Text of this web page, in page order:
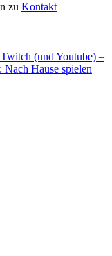
zu Kontakt
(und Youtube) –
Nach Hause spielen